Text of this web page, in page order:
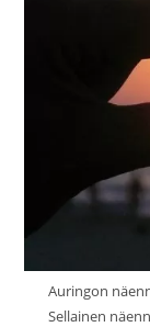
Auringon
Sellainen